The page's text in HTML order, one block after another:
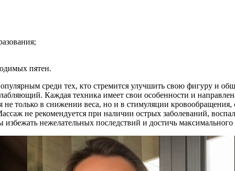
пятен.
среди тех, кто стремится улучшить свою фигуру и
Каждая техника имеет свои особенности и
не только в снижении веса, но и в стимуляции
не рекомендуется при наличии острых заболеваний,
избежать нежелательных последствий и достичь максимального